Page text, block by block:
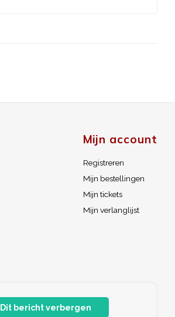
Mijn account
Registreren
Mijn bestellingen
Mijn tickets
Mijn verlanglijst
Dit bericht verbergen